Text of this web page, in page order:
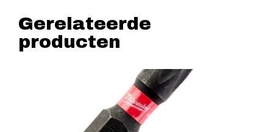
Gerelateerde
producten